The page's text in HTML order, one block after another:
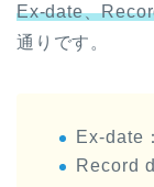
Ex-date、
通りです。
Ex-date
Record